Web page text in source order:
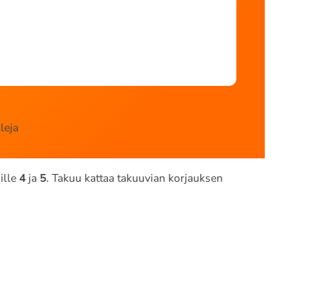
4 ja 5. Takuu kattaa takuuvian korjauksen